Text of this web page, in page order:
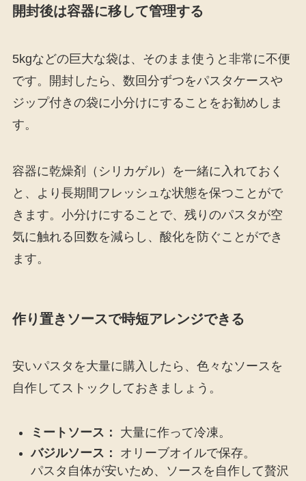
開封後は容器に移して管理する
5kgなどの巨大な袋は、そのまま使うと非常に不便
です。開封したら、数回分ずつをパスタケースや
ジップ付きの袋に小分けにすることをお勧めしま
す。
容器に乾燥剤（シリカゲル）を一緒に入れておく
と、より長期間フレッシュな状態を保つことがで
きます。小分けにすることで、残りのパスタが空
気に触れる回数を減らし、酸化を防ぐことができ
ます。
作り置きソースで時短アレンジできる
安いパスタを大量に購入したら、色々なソースを
自作してストックしておきましょう。
ミートソース：
大量に作って冷凍。
バジルソース：
オリーブオイルで保存。
パスタ自体が安いため、ソースを自作して贅沢